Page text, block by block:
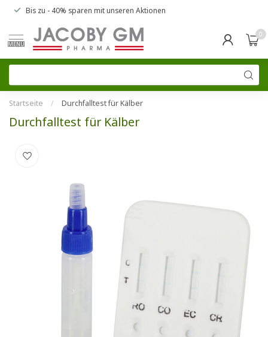
Bis zu - 40% sparen mit unseren Aktionen
MENU
0
Startseite / Durchfalltest für Kälber
Durchfalltest für Kälber